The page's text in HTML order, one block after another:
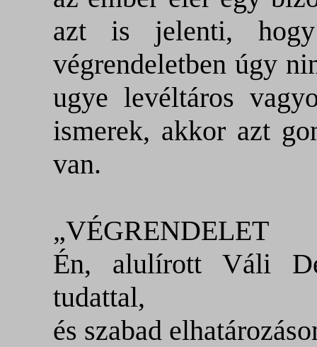
azt is jelenti,
végrendeletben úgy
ugye levéltáros
ismerek, akkor azt
van.
„VÉGRENDELET
Én, alulírott Váli
tudattal,
és szabad